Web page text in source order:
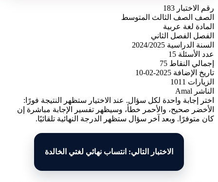
رقم الاختبار 183
الصف
الصف الثالث المتوسط
المادة لغة عربية
الفصل
الفصل الثاني
السنة الدراسية 2024/2025
عدد الأسئلة 15
إجمالي النقاط 75
تاريخ الإضافة 2025-02-10
الزيارات
1011
الناشر Amal
اختر إجابة واحدة لكل سؤال. عند الاختيار ستظهر النتيجة فورًا:
الأخضر صحيح، والأحمر خطأ، وسيظهر تفسير الإجابة مباشرة إن
كان متوفرًا. وبعد آخر سؤال ستظهر الدرجة النهائية تلقائيًا.
الاختبار التالي: انتساب نهائي لغتي الخالدة